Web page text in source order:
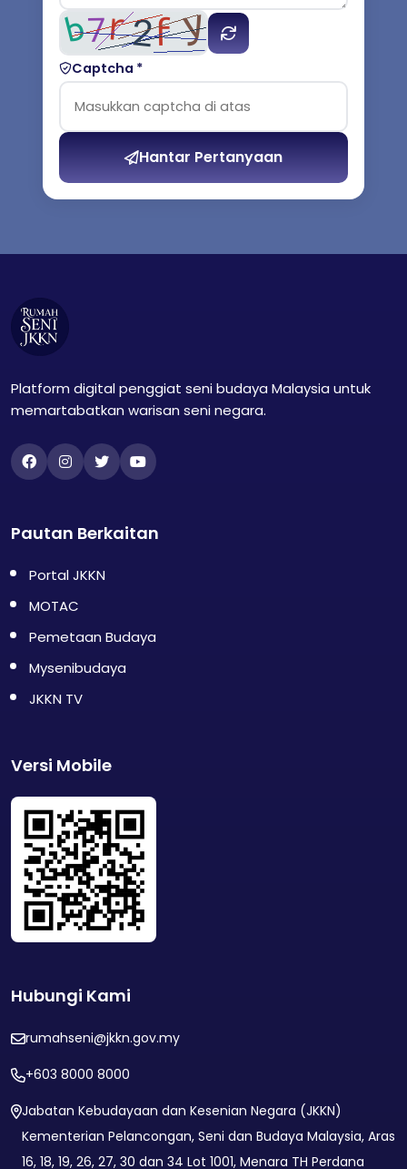
Captcha *
Hantar Pertanyaan
Platform digital penggiat seni budaya Malaysia untuk
memartabatkan warisan seni negara.
Pautan Berkaitan
Portal JKKN
MOTAC
Pemetaan Budaya
Mysenibudaya
JKKN TV
Versi Mobile
Hubungi Kami
rumahseni@jkkn.gov.my
+603 8000 8000
Jabatan Kebudayaan dan Kesenian Negara (JKKN)
Kementerian Pelancongan, Seni dan Budaya Malaysia, Aras
16, 18, 19, 26, 27, 30 dan 34 Lot 1001, Menara TH Perdana